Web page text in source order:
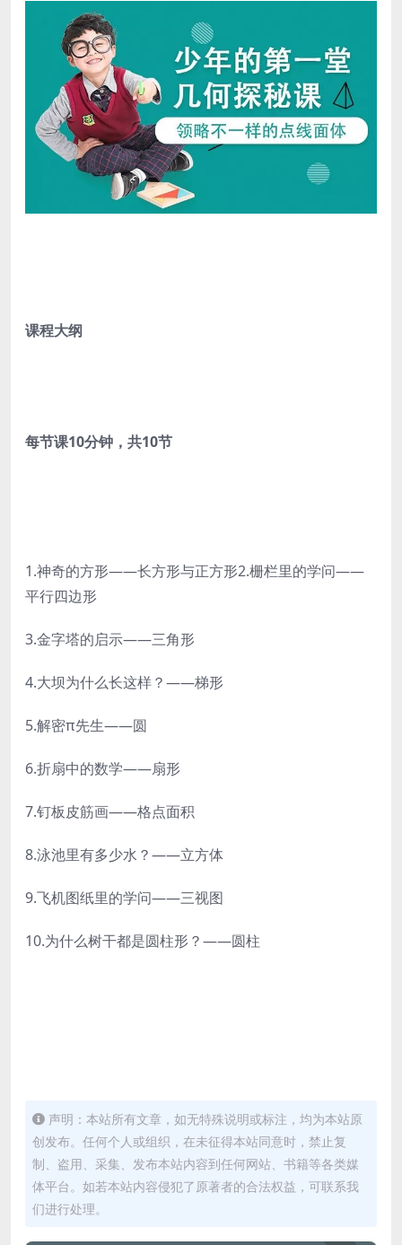
课程大纲
每节课10分钟，共10节
1.神奇的方形——长方形与正方形2.栅栏里的学问——
平行四边形
3.金字塔的启示——三角形
4.大坝为什么长这样？——梯形
5.解密π先生——圆
6.折扇中的数学——扇形
7.钉板皮筋画——格点面积
8.泳池里有多少水？——立方体
9.飞机图纸里的学问——三视图
10.为什么树干都是圆柱形？——圆柱
声明：本站所有文章，如无特殊说明或标注，均为本站原
创发布。任何个人或组织，在未征得本站同意时，禁止复
制、盗用、采集、发布本站内容到任何网站、书籍等各类媒
体平台。如若本站内容侵犯了原著者的合法权益，可联系我
们进行处理。